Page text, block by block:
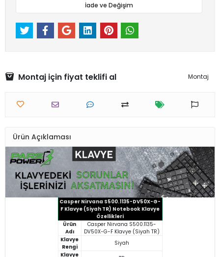
İade ve Değişim
Montaj için fiyat teklifi al Montaj
Ürün Açıklaması
Casper Nirvana S500.1135-DV50X-G-
F Klavye (Siyah TR) Notebook Klavye
Özellikleri
Ürün
Adı
Casper Nirvana S500.1135-
DV50X-G-F Klavye (Siyah TR)
Klavye
Rengi
Siyah
Klavye